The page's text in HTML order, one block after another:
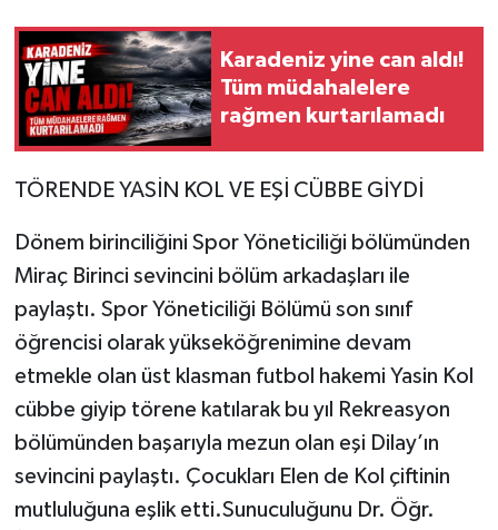
Karadeniz yine can aldı!
Tüm müdahalelere
rağmen kurtarılamadı
TÖRENDE YASİN KOL VE EŞİ CÜBBE GİYDİ
Dönem birinciliğini Spor Yöneticiliği bölümünden
Miraç Birinci sevincini bölüm arkadaşları ile
paylaştı. Spor Yöneticiliği Bölümü son sınıf
öğrencisi olarak yükseköğrenimine devam
etmekle olan üst klasman futbol hakemi Yasin Kol
cübbe giyip törene katılarak bu yıl Rekreasyon
bölümünden başarıyla mezun olan eşi Dilay’ın
sevincini paylaştı. Çocukları Elen de Kol çiftinin
mutluluğuna eşlik etti.Sunuculuğunu Dr. Öğr.